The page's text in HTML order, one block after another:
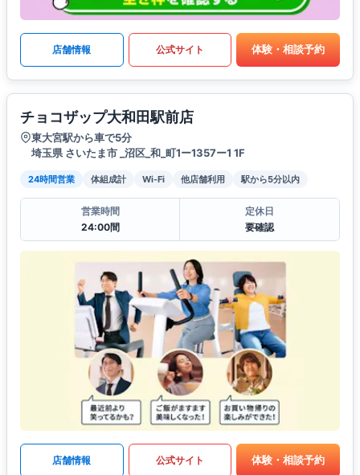
店舗情報 公式サイト 体験・相談予約
チョコザップ大和田駅前店
東大宮駅から車で5分
埼玉県 さいたま市 _沼区_和_町1ー1357ー1 1F
24時間営業 体組成計 Wi-Fi 他店舗利用 駅から5分以内
営業時間
24:00間
定休日
要確認
店舗情報 公式サイト 体験・相談予約